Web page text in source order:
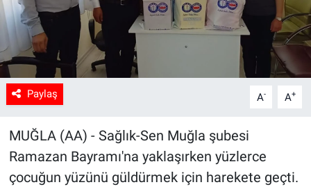
Paylaş A- A+
MUĞLA (AA) - Sağlık-Sen Muğla şubesi
Ramazan Bayramı'na yaklaşırken yüzlerce
çocuğun yüzünü güldürmek için harekete geçti.
Spor
Yaşam
Tarım